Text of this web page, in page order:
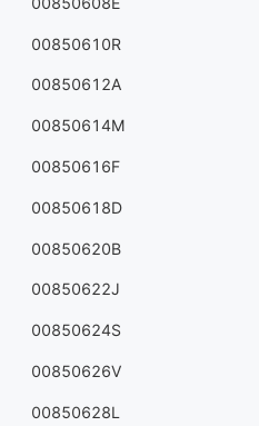
00850610R
00850612A
00850614M
00850616F
00850618D
00850620B
00850622J
00850624S
00850626V
00850628L